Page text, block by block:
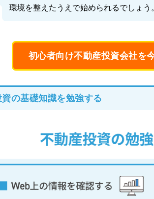
環境を整えたうえで始められるでしょう
初心者向け不動産投資会社を
の基礎知識を勉強する